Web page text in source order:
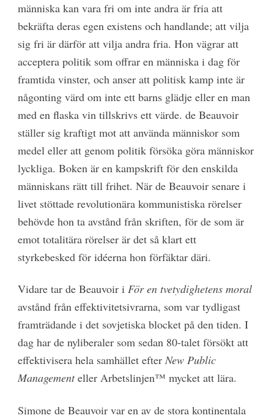
människa kan vara fri om inte andra är fria att
bekräfta deras egen existens och handlande; att vilja
sig fri är därför att vilja andra fria. Hon vägrar att
acceptera politik som offrar en människa i dag för
framtida vinster, och anser att politisk kamp inte är
någonting värd om inte ett barns glädje eller en man
med en flaska vin tillskrivs ett värde. de Beauvoir
ställer sig kraftigt mot att använda människor som
medel eller att genom politik försöka göra människor
lyckliga. Boken är en kampskrift för den enskilda
människans rätt till frihet. När de Beauvoir senare i
livet stöttade revolutionära kommunistiska rörelser
behövde hon ta avstånd från skriften, för de som är
emot totalitära rörelser är det så klart ett
styrkebesked för idéerna hon förfäktar däri.
Vidare tar de Beauvoir i För en tvetydighetens moral
avstånd från effektivitetsivrarna, som var tydligast
framträdande i det sovjetiska blocket på den tiden. I
dag har de nyliberaler som sedan 80-talet försökt att
effektivisera hela samhället efter New Public
Managementeller Arbetslinjen™ mycket att lära.
Simone de Beauvoir var en av de stora kontinentala